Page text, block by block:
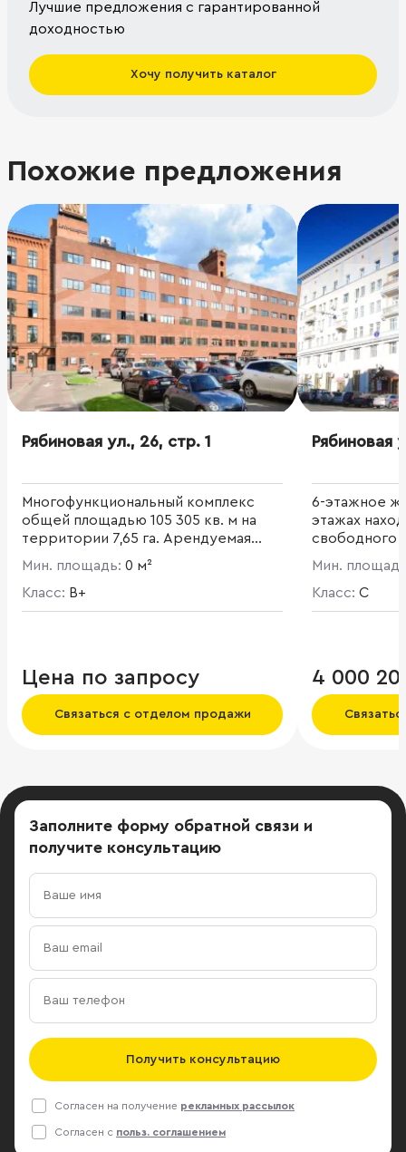
Лучшие предложения с гарантированной
доходностью
Хочу получить каталог
Похожие предложения
Рябиновая ул., 26, стр. 1
Многофункциональный комплекс
общей площадью 105 305 кв. м на
территории 7,65 га. Арендуемая
площадь - 77 800 кв. м. Деловой
квартал в стиле loft - максимум
простора и света, соседство старых
и новых материалов. Корпус "Кноп"
Мин. площадь: 0 м²
Класс: B+
Цена по запросу
Связаться с отделом продажи
Рябиновая
6-этажное
этажах
свободного
планировка.
Мин.
Класс: C
4 000
Заполните форму обратной связи и
получите консультацию
Получить консультацию
Согласен на получение рекламных рассылок
Согласен с польз. соглашением